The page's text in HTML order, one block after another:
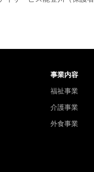
事業内容
福祉事業
介護事業
外食事業